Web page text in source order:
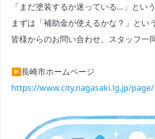
「まだ塗装するか迷っている…」とい
まずは「補助金が使えるかな？」と
皆様からのお問い合わせ、スタッフ一
▶️長崎市ホームページ
https://www.city.nagasaki.lg.jp/